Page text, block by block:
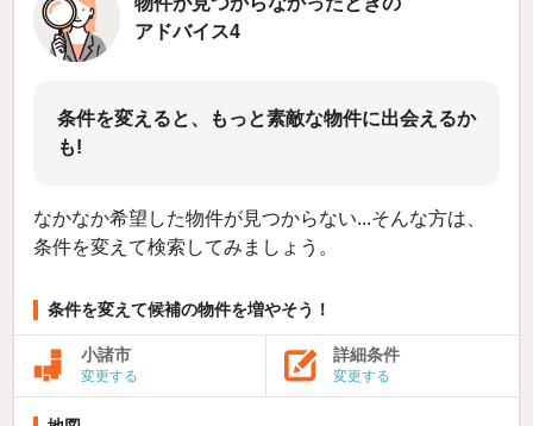
アドバイス4
条件を変えると、もっと素敵な物件に出会えるか
も!
なかなか希望した物件が見つからない...そんな方は、
条件を変えて検索してみましょう。
条件を変えて候補の物件を増やそう！
小諸市
変更する
詳細条件
変更する